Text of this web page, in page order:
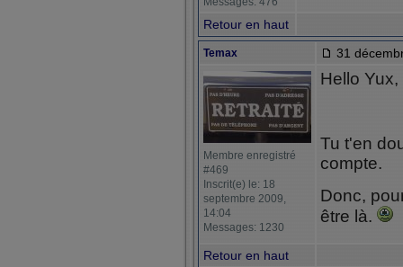
Retour en haut
Temax 31
Membre enregistré
#469
Inscrit(e) le: 18
septembre 2009,
14:04
Messages: 1230
Hello Yux,
Tu t'en
compte.
Donc,
être là.
Retour en haut